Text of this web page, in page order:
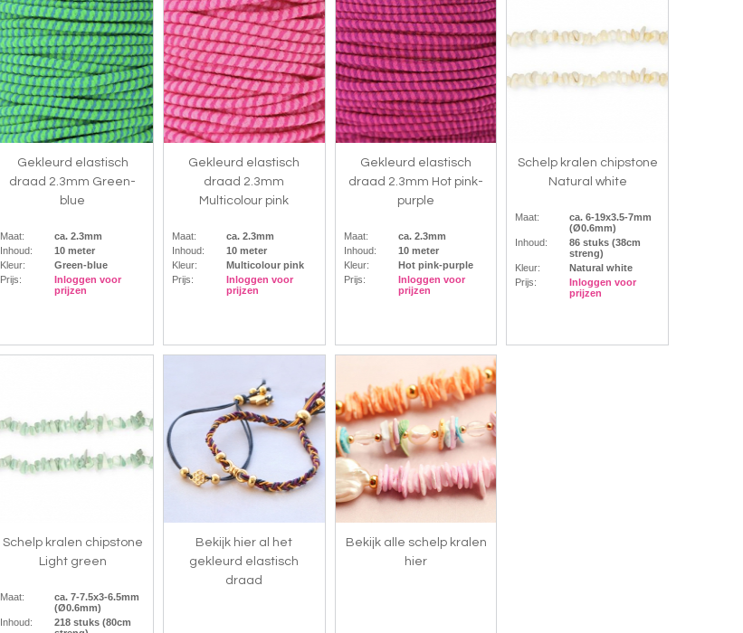
Gekleurd elastisch
draad 2.3mm Green-
blue
Maat:
ca. 2.3mm
Inhoud:
10 meter
Kleur:
Green-blue
Prijs:
Inloggen voor
prijzen
Gekleurd elastisch
draad 2.3mm
Multicolour pink
Maat:
ca. 2.3mm
Inhoud:
10 meter
Kleur:
Multicolour pink
Prijs:
Inloggen voor
prijzen
Gekleurd elastisch
draad 2.3mm Hot pink-
purple
Maat:
ca. 2.3mm
Inhoud:
10 meter
Kleur:
Hot pink-purple
Prijs:
Inloggen voor
prijzen
Schelp kralen chipstone
Natural white
Maat:
ca. 6-19x3.5-7mm
(Ø0.6mm)
Inhoud:
86 stuks (38cm
streng)
Kleur:
Natural white
Prijs:
Inloggen voor
prijzen
Schelp kralen chipstone
Light green
Maat:
ca. 7-7.5x3-6.5mm
(Ø0.6mm)
Inhoud:
218 stuks (80cm
Bekijk hier al het
gekleurd elastisch
draad
Bekijk alle schelp kralen
hier